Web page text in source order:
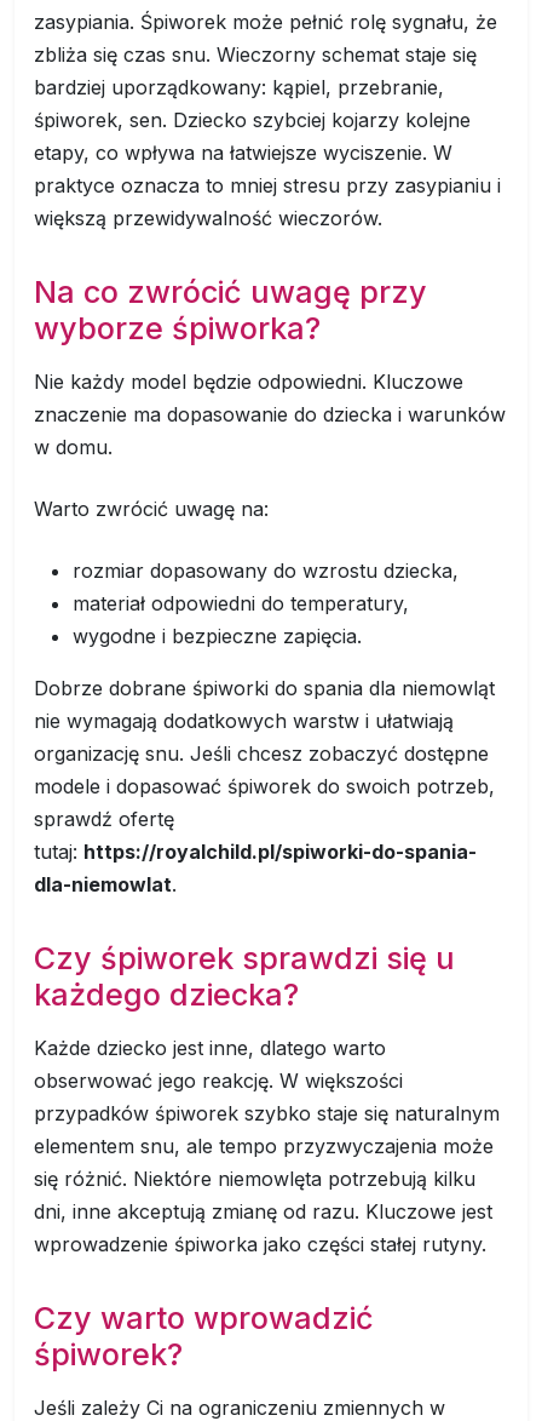
zasypiania. Śpiworek może pełnić rolę sygnału, że
zbliża się czas snu. Wieczorny schemat staje się
bardziej uporządkowany: kąpiel, przebranie,
śpiworek, sen. Dziecko szybciej kojarzy kolejne
etapy, co wpływa na łatwiejsze wyciszenie. W
praktyce oznacza to mniej stresu przy zasypianiu i
większą przewidywalność wieczorów.
Na co zwrócić uwagę przy
wyborze śpiworka?
Nie każdy model będzie odpowiedni. Kluczowe
znaczenie ma dopasowanie do dziecka i warunków
w domu.
Warto zwrócić uwagę na:
rozmiar dopasowany do wzrostu dziecka,
materiał odpowiedni do temperatury,
wygodne i bezpieczne zapięcia.
Dobrze dobrane śpiworki do spania dla niemowląt
nie wymagają dodatkowych warstw i ułatwiają
organizację snu. Jeśli chcesz zobaczyć dostępne
modele i dopasować śpiworek do swoich potrzeb,
sprawdź ofertę
tutaj: https://royalchild.pl/spiworki-do-spania-
dla-niemowlat.
Czy śpiworek sprawdzi się u
każdego dziecka?
Każde dziecko jest inne, dlatego warto
obserwować jego reakcję. W większości
przypadków śpiworek szybko staje się naturalnym
elementem snu, ale tempo przyzwyczajenia może
się różnić. Niektóre niemowlęta potrzebują kilku
dni, inne akceptują zmianę od razu. Kluczowe jest
wprowadzenie śpiworka jako części stałej rutyny.
Czy warto wprowadzić
śpiworek?
Jeśli zależy Ci na ograniczeniu zmiennych w